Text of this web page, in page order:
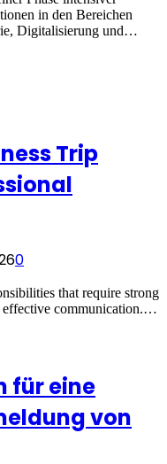
in den Bereichen
Digitalisierung und…
Trip
0
that require strong
effective communication.…
für eine
von